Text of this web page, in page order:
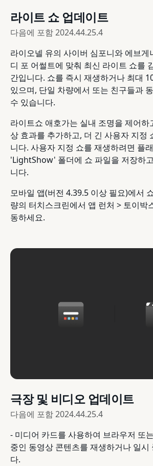
라이트 쇼 업데이트
다음에 포함2024.44.25.4
라이오넬 유의 사이버 심포니와 에브게
디 포 어썰트에 맞춰 최신 라이트 쇼를
간입니다. 쇼를 즉시 재생하거나 최대
있으며, 단일 차량에서 또는 친구들과
수 있습니다.
라이트쇼 애호가는 실내 조명을 제어하
상 효과를 추가하고, 더 긴 사용자 지정
니다. 사용자 지정 쇼를 재생하려면 플
'LightShow' 폴더에 쇼 파일을 저장하
니다.
모바일 앱(버전 4.39.5 이상 필요)에서
량의 터치스크린에서 앱 런처 > 토이박
동하세요.
극장 및 비디오 업데이트
다음에 포함2024.44.25.4
- 미디어 카드를 사용하여 브라우저 또
중인 동영상 콘텐츠를 재생하거나 일시
다.